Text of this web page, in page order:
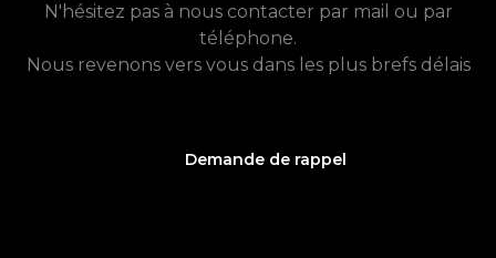
N'hésitez pas à nous contacter par mail ou par
téléphone.
Nous revenons vers vous dans les plus brefs délais
Demande de rappel